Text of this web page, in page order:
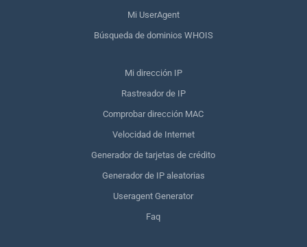
Mi UserAgent
Búsqueda de dominios WHOIS
Mi dirección IP
Rastreador de IP
Comprobar dirección MAC
Velocidad de Internet
Generador de tarjetas de crédito
Generador de IP aleatorias
Useragent Generator
Faq